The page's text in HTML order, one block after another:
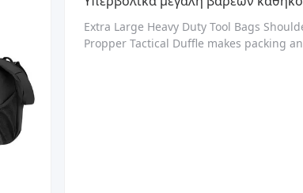
Extra Large Heavy Duty Tool Bags
Propper Tactical Duffle makes packing